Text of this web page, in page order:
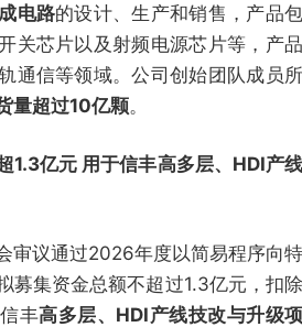
电路的设计、生产和销售，产品包
关芯片以及射频电源芯片等，产品
通信等领域。公司创始团队成员所
量超过10亿颗。
1.3亿元 用于信丰高多层、HDI产线
审议通过2026年度以简易程序向特
募集资金总额不超过1.3亿元，扣除
丰高多层、HDI产线技改与升级项